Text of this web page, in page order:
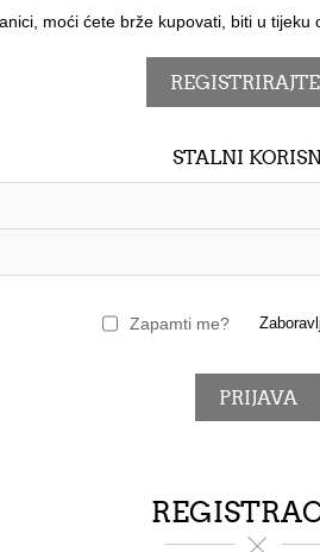
moći ćete brže kupovati, biti u
STALNI
Zapamti me?